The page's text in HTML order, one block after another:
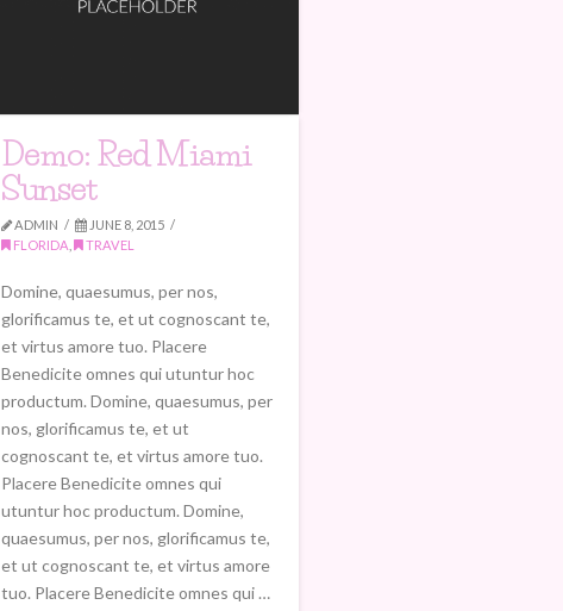
Demo: Red Miami
Sunset
ADMIN
JUNE 8, 2015
FLORIDA
TRAVEL
Domine, quaesumus, per nos,
glorificamus te, et ut cognoscant te,
et virtus amore tuo. Placere
Benedicite omnes qui utuntur hoc
productum. Domine, quaesumus, per
nos, glorificamus te, et ut
cognoscant te, et virtus amore tuo.
Placere Benedicite omnes qui
utuntur hoc productum. Domine,
quaesumus, per nos, glorificamus te,
et ut cognoscant te, et virtus amore
tuo. Placere Benedicite omnes qui …